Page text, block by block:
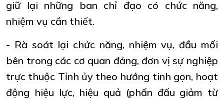
giữ lại những ban chỉ đạo có chức năng,
nhiệm vụ cần thiết.
- Rà soát lại chức năng, nhiệm vụ, đầu mối
bên trong các cơ quan đảng, đơn vị sự nghiệp
trực thuộc Tỉnh ủy theo hướng tinh gọn, hoạt
động hiệu lực, hiệu quả (phấn đấu giảm từ